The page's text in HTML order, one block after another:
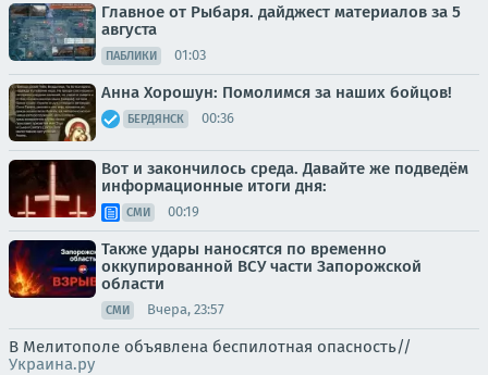
Главное от Рыбаря. дайджест материалов за 5
августа
ПАБЛИКИ 01:03
Анна Хорошун: Помолимся за наших бойцов!
БЕРДЯНСК 00:36
Вот и закончилось среда. Давайте же подведём
информационные итоги дня:
СМИ 00:19
Также удары наносятся по временно
оккупированной ВСУ части Запорожской
области
СМИ Вчера, 23:57
В Мелитополе объявлена беспилотная опасность//
Украина.ру